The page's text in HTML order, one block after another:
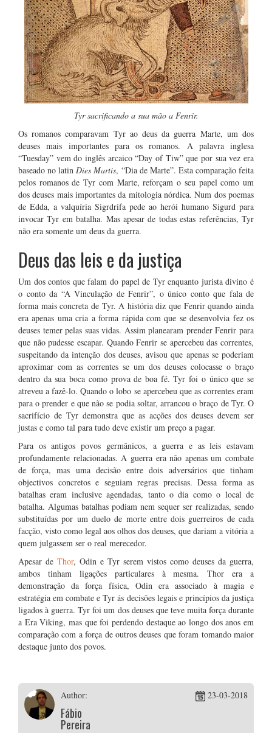
Tyr sacrificando a sua mão a Fenrir.
Os romanos comparavam Tyr ao deus da guerra Marte, um dos
deuses mais importantes para os romanos. A palavra inglesa
“Tuesday” vem do inglês arcaico “Day of Tiw” que por sua vez era
baseado no latinDies Martis, “Dia de Marte”. Esta comparação feita
pelos romanos de Tyr com Marte, reforçam o seu papel como um
dos deuses mais importantes da mitologia nórdica. Num dos poemas
de Edda, a valquíria Sigrdrifa pede ao herói humano Sigurd para
invocar Tyr em batalha. Mas apesar de todas estas referências, Tyr
não era somente um deus da guerra.
Deus das leis e da justiça
Um dos contos que falam do papel de Tyr enquanto jurista divino é
o conto da “A Vinculação de Fenrir”, o único conto que fala de
forma mais concreta de Tyr. A história diz que Fenrir quando ainda
era apenas uma cria a forma rápida com que se desenvolvia fez os
deuses temer pelas suas vidas. Assim planearam prender Fenrir para
que não pudesse escapar. Quando Fenrir se apercebeu das correntes,
suspeitando da intenção dos deuses, avisou que apenas se poderiam
aproximar com as correntes se um dos deuses colocasse o braço
dentro da sua boca como prova de boa fé. Tyr foi o único que se
atreveu a fazê-lo. Quando o lobo se apercebeu que as correntes eram
para o prender e que não se podia soltar, arrancou o braço de Tyr. O
sacrifício de Tyr demonstra que as acções dos deuses devem ser
justas e como tal para tudo deve existir um preço a pagar.
Para os antigos povos germânicos, a guerra e as leis estavam
profundamente relacionadas. A guerra era não apenas um combate
de força, mas uma decisão entre dois adversários que tinham
objectivos concretos e seguiam regras precisas. Dessa forma as
batalhas eram inclusive agendadas, tanto o dia como o local de
batalha. Algumas batalhas podiam nem sequer ser realizadas, sendo
substituídas por um duelo de morte entre dois guerreiros de cada
facção, visto como legal aos olhos dos deuses, que dariam a vitória a
quem julgassem ser o real merecedor.
Apesar de Thor, Odin e Tyr serem vistos como deuses da guerra,
ambos tinham ligações particulares à mesma. Thor era a
demonstração da força física, Odin era associado à magia e
estratégia em combate e Tyr ás decisões legais e princípios da justiça
ligados à guerra. Tyr foi um dos deuses que teve muita força durante
a Era Viking, mas que foi perdendo destaque ao longo dos anos em
comparação com a força de outros deuses que foram tomando maior
destaque junto dos povos.
Author:
Fábio
Pereira
23-03-2018